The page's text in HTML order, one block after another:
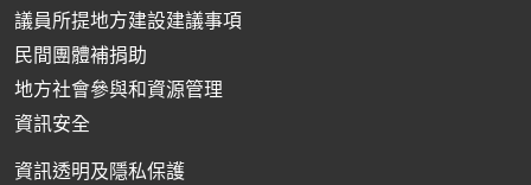
議員所提地方建設建議事項
民間團體補捐助
地方社會參與和資源管理
資訊安全
資訊透明及隱私保護